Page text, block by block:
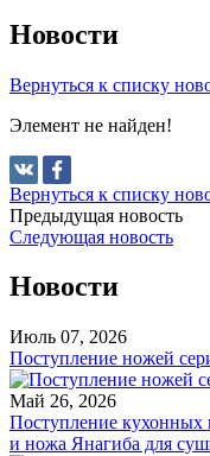
Новости
Вернуться к списку
Элемент не найден!
Вернуться к списку
Предыдущая новость
Следующая новость
Новости
Июль 07, 2026
Поступление ножей
Май 26, 2026
Поступление кухонных
и ножа Янагиба для